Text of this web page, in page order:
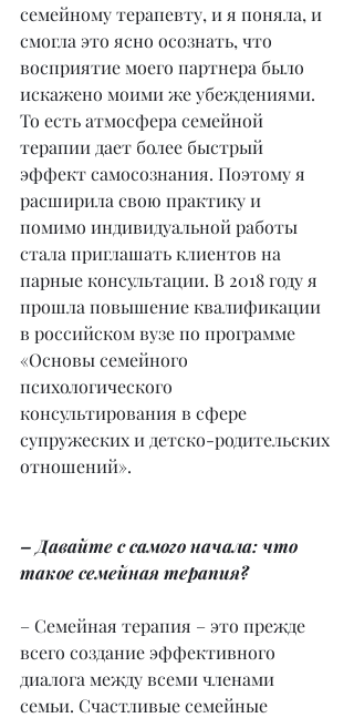
семейному терапевту, и я поняла, и
смогла это ясно осознать, что
восприятие моего партнера было
искажено моими же убеждениями.
То есть атмосфера семейной
терапии дает более быстрый
эффект самосознания. Поэтому я
расширила свою практику и
помимо индивидуальной работы
стала приглашать клиентов на
парные консультации. В 2018 году я
прошла повышение квалификации
в российском вузе по программе
«Основы семейного
психологического
консультирования в сфере
супружеских и детско-родительских
отношений».
– Давайте с самого начала: что
такое семейная терапия?
– Семейная терапия – это прежде
всего создание эффективного
диалога между всеми членами
семьи. Счастливые семейные